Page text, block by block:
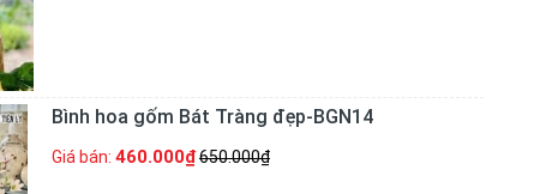
Bình hoa gốm Bát Tràng đẹp-BGN14
Giá bán: 460.000₫650.000₫